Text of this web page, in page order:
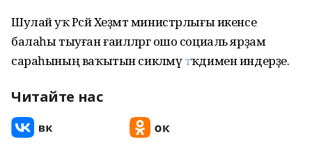
Шулай уҡ Рәсәй Хеҙмәт министрлығы икенсе
балаһы тыуған ғаиләләргә ошо социаль ярҙам
сараһының ваҡытын сикләмәүтәҡдимен индерҙе.
Читайте нас